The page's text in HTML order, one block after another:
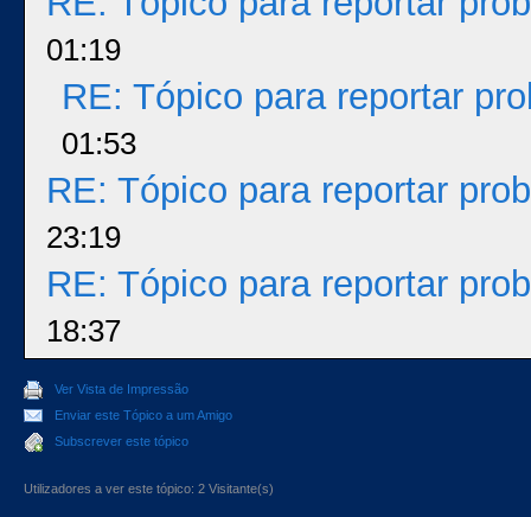
01:19
RE: Tópico para reportar
01:53
RE: Tópico para reportar
23:19
RE: Tópico para reportar
18:37
Ver Vista de Impressão
Enviar este Tópico a um Amigo
Subscrever este tópico
Utilizadores a ver este tópico: 2 Visitante(s)